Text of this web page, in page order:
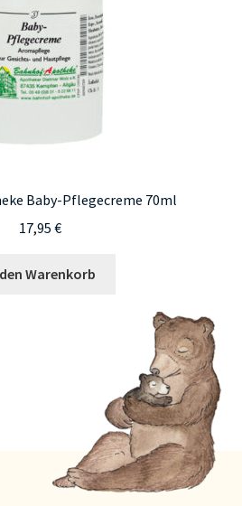
Baby-Pflegecreme 70ml
17,95 €
Warenkorb